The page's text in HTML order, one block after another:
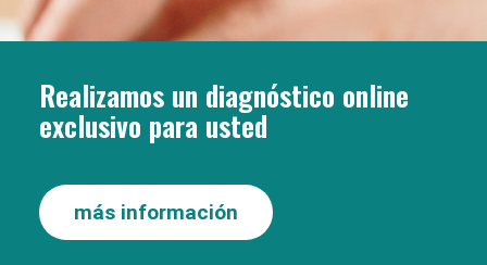
Realizamos un diagnóstico online
exclusivo para usted
más información